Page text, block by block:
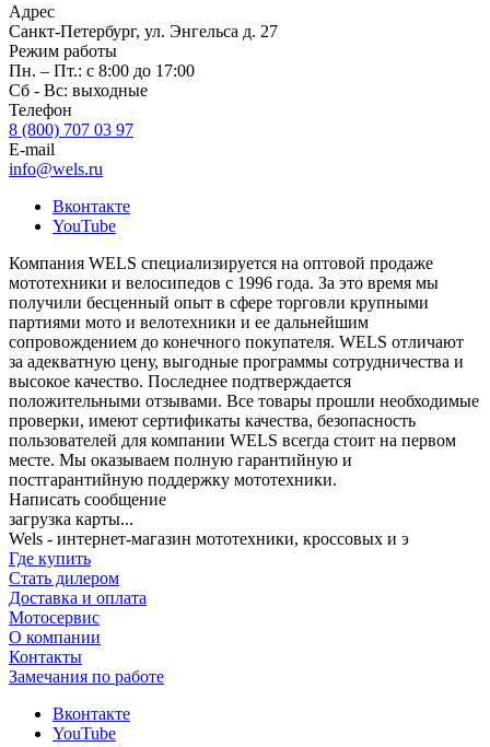
Адрес
Санкт-Петербург, ул. Энгельса д. 27
Режим работы
Пн. – Пт.: с 8:00 до 17:00
Сб - Вс: выходные
Телефон
8 (800) 707 03 97
E-mail
info@wels.ru
Вконтакте
YouTube
Компания WELS специализируется на оптовой продаже
мототехники и велосипедов с 1996 года. За это время мы
получили бесценный опыт в сфере торговли крупными
партиями мото и велотехники и ее дальнейшим
сопровождением до конечного покупателя. WELS отличают
за адекватную цену, выгодные программы сотрудничества и
высокое качество. Последнее подтверждается
положительными отзывами. Все товары прошли необходимые
проверки, имеют сертификаты качества, безопасность
пользователей для компании WELS всегда стоит на первом
месте. Мы оказываем полную гарантийную и
постгарантийную поддержку мототехники.
Написать сообщение
загрузка карты...
Wels - интернет-магазин мототехники, кроссовых и э
Где купить
Стать дилером
Доставка и оплата
Мотосервис
О компании
Контакты
Замечания по работе
Вконтакте
YouTube